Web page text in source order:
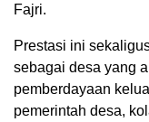
Fajri.
Prestasi ini
sebagai desa yang
pemberdayaan
pemerintah desa,